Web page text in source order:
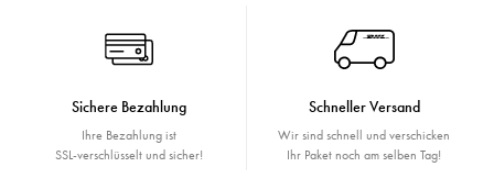
Sichere Bezahlung
Ihre Bezahlung ist
SSL-verschlüsselt und sicher!
Schneller Versand
Wir sind schnell und verschicken
Ihr Paket noch am selben Tag!